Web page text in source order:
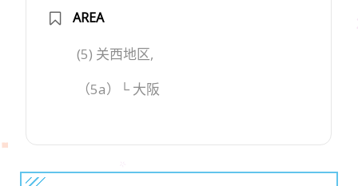
AREA
(5) 关西地区,
（5a）└ 大阪